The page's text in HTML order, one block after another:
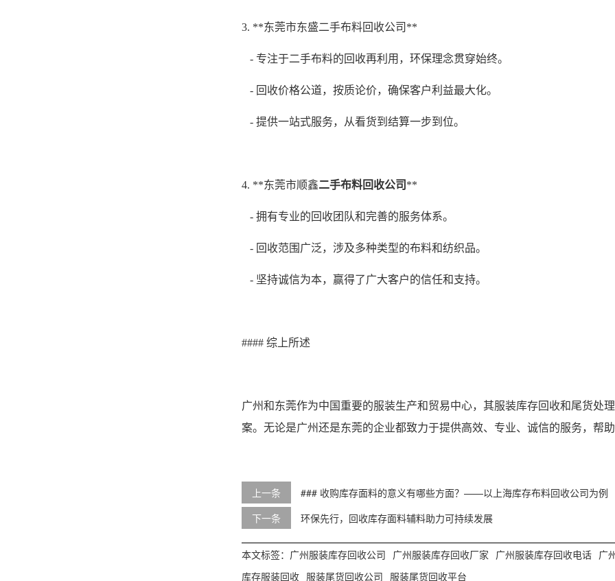
3. **东莞市东盛二手布料回收公司**
- 专注于二手布料的回收再利用，环保理念贯穿始终。
- 回收价格公道，按质论价，确保客户利益最大化。
- 提供一站式服务，从看货到结算一步到位。
4. **东莞市顺鑫二手布料回收公司 **
- 拥有专业的回收团队和完善的服务体系。
- 回收范围广泛，涉及多种类型的布料和纺织品。
- 坚持诚信为本，赢得了广大客户的信任和支持。
#### 综上所述
广州和东莞作为中国重要的服装生产和贸易中心，其服装库存回收和尾货处
案。无论是广州还是东莞的企业都致力于提供高效、专业、诚信的服务，帮
上一条
### 收购库存面料的意义有哪些方面？——以上海库存布料回收公司为例
下一条
环保先行，回收库存面料辅料助力可持续发展
本文标签： 广州服装库存回收公司 广州服装库存回收厂家 广州服装库存回收电话 广
库存服装回收 服装尾货回收公司 服装尾货回收平台